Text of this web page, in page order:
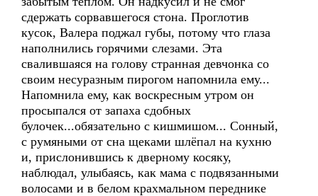
сдержать сорвавшегося стона. Проглотив
кусок, Валера поджал губы, потому что глаза
наполнились горячими слезами. Эта
свалившаяся на голову странная девчонка со
своим несуразным пирогом напомнила ему...
Напомнила ему, как воскресным утром он
просыпался от запаха сдобных
булочек...обязательно с кишмишом... Сонный,
с румяными от сна щеками шлёпал на кухню
и, прислонившись к дверному косяку,
наблюдал, улыбаясь, как мама с подвязанными
волосами и в белом крахмальном переднике